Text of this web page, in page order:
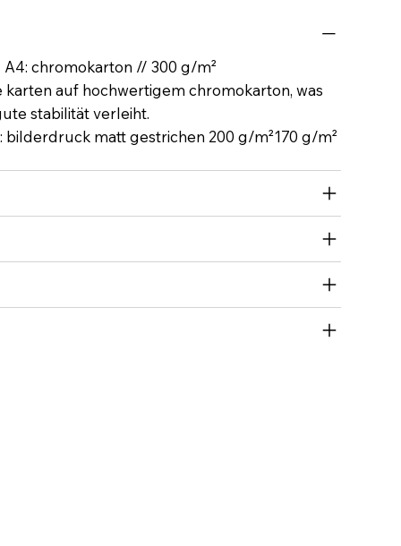
chromokarton // 300 g/m²
auf hochwertigem chromokarton, was
stabilität verleiht.
bilderdruck matt gestrichen 200 g/m²170 g/m²